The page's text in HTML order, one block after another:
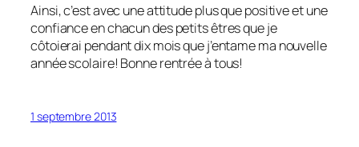
Ainsi, c’est avec une attitude plus que positive et une
confiance en chacun des petits êtres que je
côtoierai pendant dix mois que j’entame ma nouvelle
année scolaire! Bonne rentrée à tous!
1 septembre 2013